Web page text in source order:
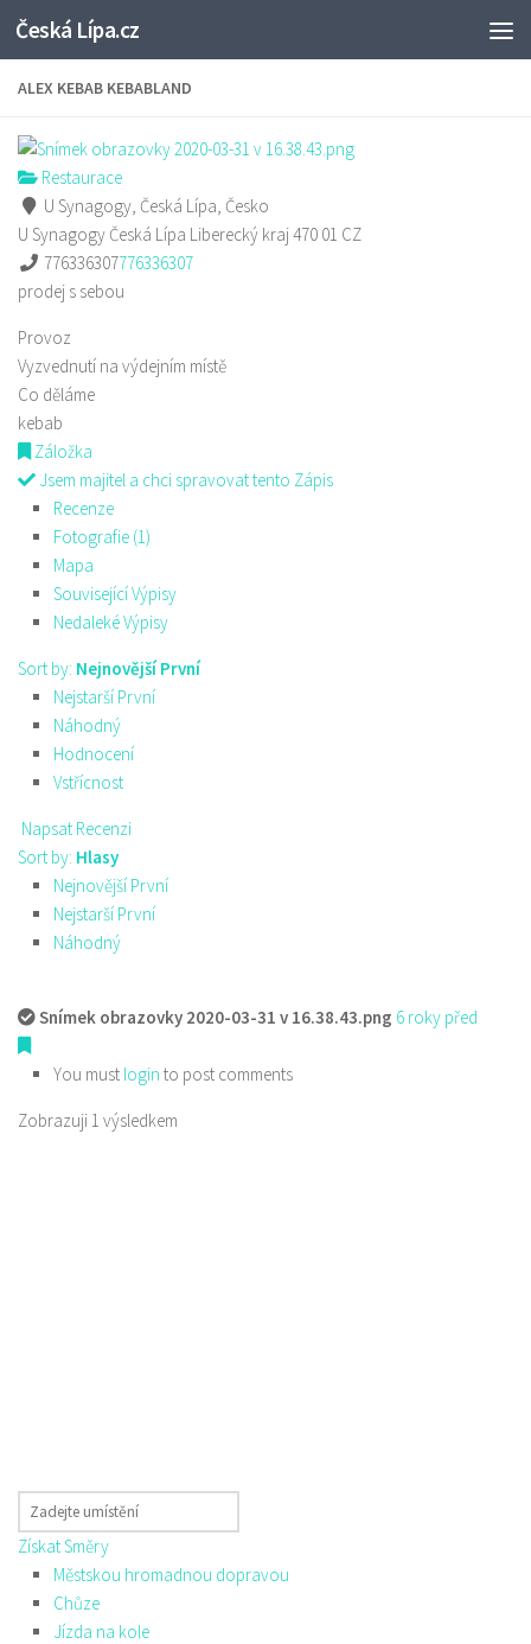
Skip to content
Česká Lípa.cz
ALEX KEBAB KEBABLAND
Restaurace
U Synagogy, Česká Lípa, Česko
U Synagogy Česká Lípa Liberecký kraj470 01 CZ
776336307776336307
prodej s sebou
Provoz
Vyzvednutí na výdejním místě
Co děláme
kebab
Záložka
Jsem majitel a chci spravovat tento Zápis
Recenze
Fotografie (1)
Mapa
Související Výpisy
Nedaleké Výpisy
Sort by: Nejnovější První
Nejstarší První
Náhodný
Hodnocení
Vstřícnost
Napsat Recenzi
Sort by: Hlasy
Nejnovější První
Nejstarší První
Náhodný
Snímek obrazovky 2020-03-31 v 16.38.43.png 6 roky před
You must login to post comments
Zobrazuji 1 výsledkem
Získat Směry
Městskou hromadnou dopravou
Chůze
Jízda na kole